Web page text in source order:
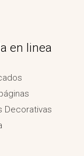
en linea
Decorativas